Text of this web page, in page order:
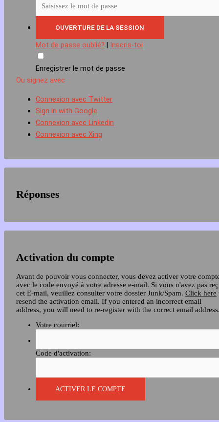
Mot de passe oublié? | Inscris-toi
Enregistrer le mot de passe
Ou signez avec
Connexion avec Twitter
Sign in with Google
Connexion avec Linkedin
Connexion avec Xing
Réponses
Activation du compte
Avant de pouvoir vous connecter, vous devez activer votre
avec le code envoyé à votre adresse e-mail. Si vous n'avez pas
cet E-mail, veuillez consulter votre dossier Junk/Spam. Click here
resend the activation email. If you entered an incorrect email
address, you will need to re-register with the correct email
Votre courriel:
Code d'activation: